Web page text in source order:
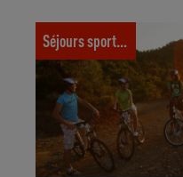
Ski d'été : 4 stations de
l’année
Séjours sportifs